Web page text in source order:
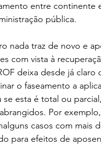
entre continente
pública.
nada traz de novo e
com vista à
deixa desde já
o faseamento a
esta é total ou
Por
casos com mais
para efeitos de